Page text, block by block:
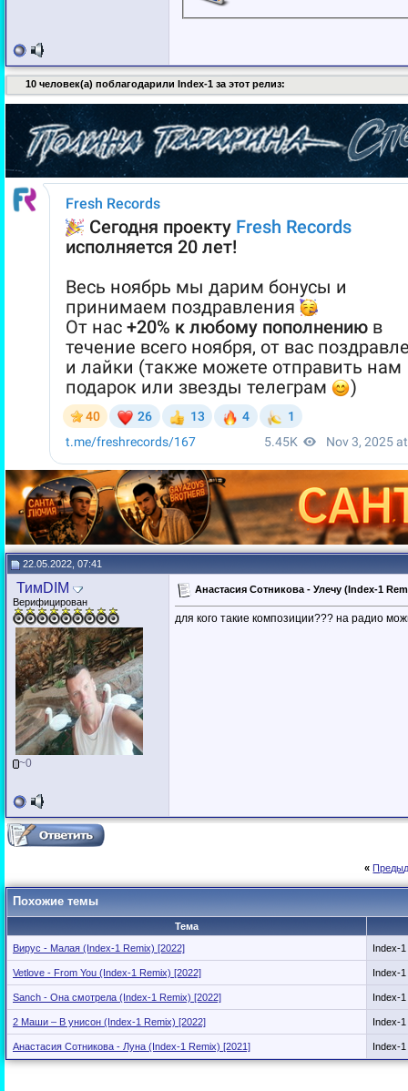
10 человек(а) поблагодарили Index-1 за этот релиз:
22.05.2022, 07:41
ТимDIM
Верифицирован
~0
Анастасия Сотникова - Улечу (Index-1
для кого такие композиции??? на радио
«
Похожие темы
Тема
Вирус - Малая (Index-1 Remix) [2022]
Index-1
Vetlove - From You (Index-1 Remix) [2022] Index-1
Sanch - Она смотрела (Index-1 Remix) [2022] Index-1
2 Маши – В унисон (Index-1 Remix) [2022] Index-1
Анастасия Сотникова - Луна (Index-1 Remix) [2021] Index-1